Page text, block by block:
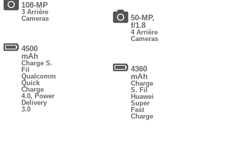
108-MP
3 Arrière
Cameras
4500
mAh
Charge S.
Fil
Qualcomm
Quick
Charge
4.0, Power
Delivery
3.0
50-MP,
f/1.8
4 Arrière
Cameras
4360
mAh
Charge
S. Fil
Huawei
Super
Fast
Charge